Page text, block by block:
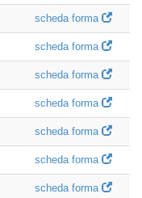
scheda forma
scheda forma
scheda forma
scheda forma
scheda forma
scheda forma
scheda forma